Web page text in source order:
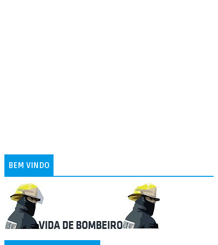
BEM VINDO